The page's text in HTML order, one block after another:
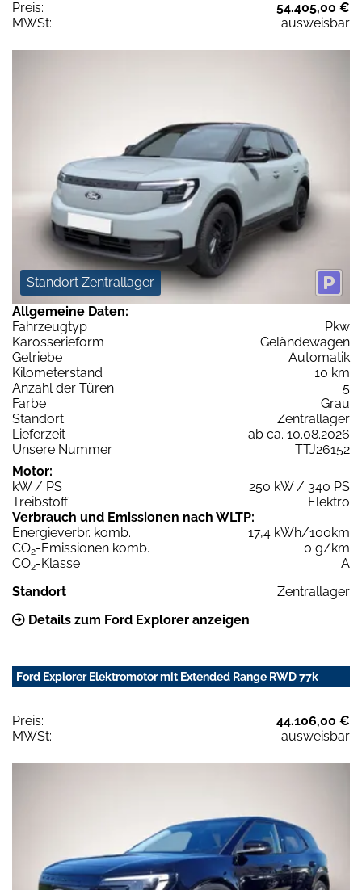
Preis:
54.405,00 €
MWSt:
ausweisbar
Standort Zentrallager
Allgemeine Daten:
Fahrzeugtyp
Pkw
Karosserieform
Geländewagen
Getriebe
Automatik
Kilometerstand
10 km
Anzahl der Türen
5
Farbe
Grau
Standort
Zentrallager
Lieferzeit
ab ca. 10.08.2026
Unsere Nummer
TTJ26152
Motor:
kW / PS
250 kW / 340 PS
Treibstoff
Elektro
Verbrauch und Emissionen nach WLTP:
Energieverbr. komb.
17,4 kWh/100km
CO2-Emissionen komb.
0 g/km
CO2-Klasse
A
Standort
Zentrallager
Details zum Ford Explorer anzeigen
Ford Explorer Elektromotor mit Extended Range RWD 77k
Preis:
44.106,00 €
MWSt:
ausweisbar